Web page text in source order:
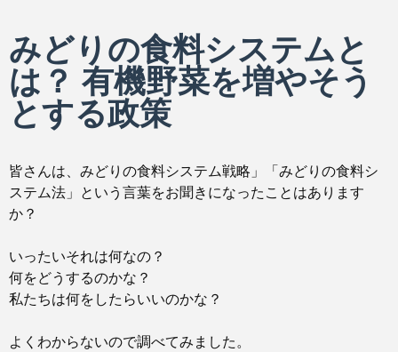
みどりの食料システムと
は？ 有機野菜を増やそう
とする政策
皆さんは、みどりの食料システム戦略」「みどりの食料シ
ステム法」という言葉をお聞きになったことはあります
か？
いったいそれは何なの？
何をどうするのかな？
私たちは何をしたらいいのかな？
よくわからないので調べてみました。